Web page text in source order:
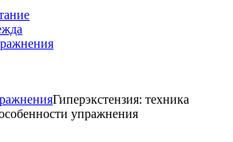
Гиперэкстензия: техника
упражнения